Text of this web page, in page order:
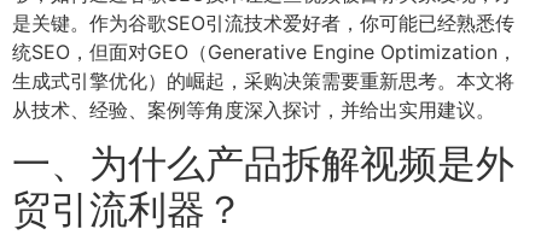
是关键。作为谷歌SEO引流技术爱好者，你可能已经熟悉传
统SEO，但面对GEO（Generative Engine Optimization，
生成式引擎优化）的崛起，采购决策需要重新思考。本文将
从技术、经验、案例等角度深入探讨，并给出实用建议。
一、为什么产品拆解视频是外
贸引流利器？